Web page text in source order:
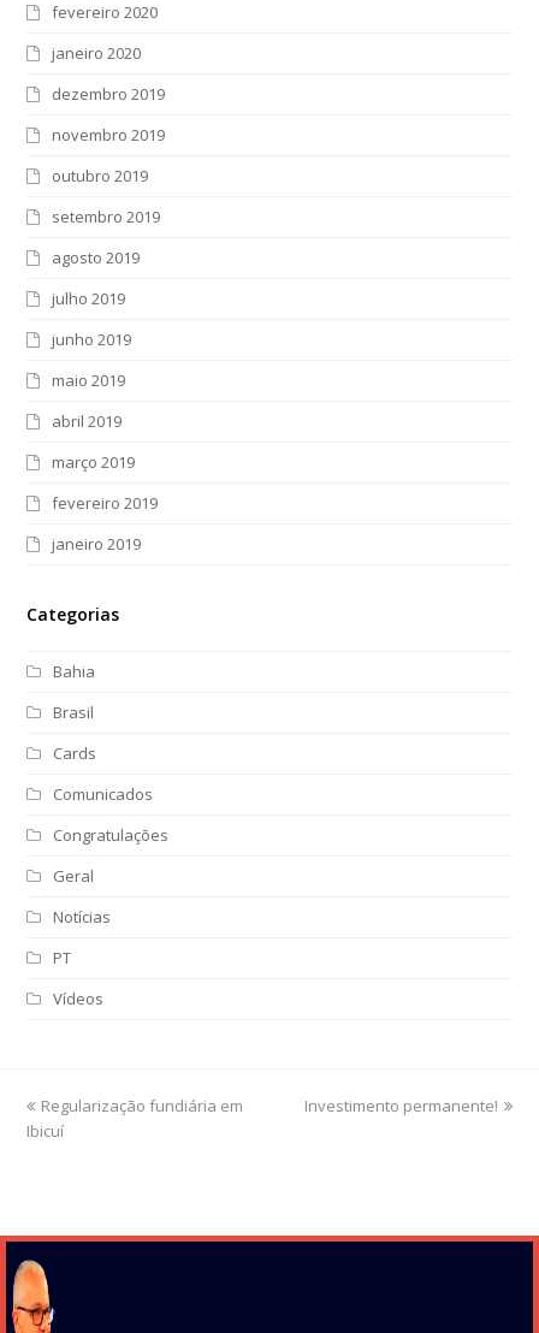
fevereiro 2020
janeiro 2020
dezembro 2019
novembro 2019
outubro 2019
setembro 2019
agosto 2019
julho 2019
junho 2019
maio 2019
abril 2019
março 2019
fevereiro 2019
janeiro 2019
Categorias
Bahia
Brasil
Cards
Comunicados
Congratulações
Geral
Notícias
PT
Vídeos
previous
post:
Regularização fundiária em
Ibicuí
next
Investimento permanente!